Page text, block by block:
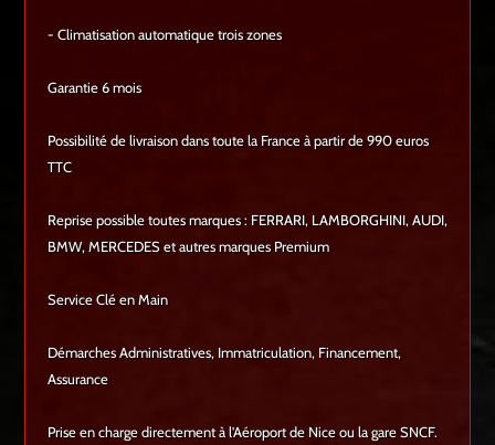
- Climatisation automatique trois zones
Garantie 6 mois
Possibilité de livraison dans toute la France à partir de 990 euros
TTC
Reprise possible toutes marques : FERRARI, LAMBORGHINI, AUDI,
BMW, MERCEDES et autres marques Premium
Service Clé en Main
Démarches Administratives, Immatriculation, Financement,
Assurance
Prise en charge directement à l'Aéroport de Nice ou la gare SNCF.